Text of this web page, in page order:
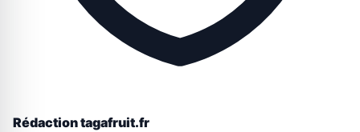
Rédaction tagafruit.fr